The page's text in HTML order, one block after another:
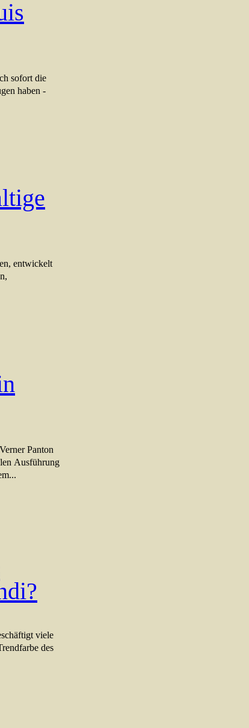
sofort die
haben -
entwickelt
Panton
Ausführung
viele
des